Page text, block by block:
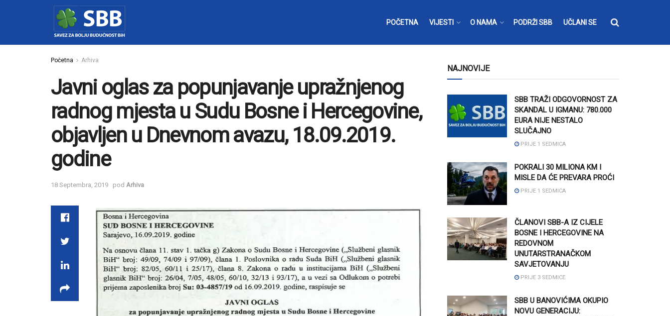
POČETNA VIJESTI O NAMA PODRŽI SBB UČLANI SE
Početna Arhiva
Javni oglas za popunjavanje upražnjenog
radnog mjesta u Sudu Bosne i Hercegovine,
objavljen u Dnevnom avazu, 18.09.2019.
godine
18 Septembra, 2019 pod Arhiva
NAJNOVIJE
SBB TRAŽI ODGOVORNOST ZA
SKANDAL U IGMANU: 780.000
EURA NIJE NESTALO
SLUČAJNO
PRIJE 1 SEDMICA
POKRALI 30 MILIONA KM I
MISLE DA ĆE PREVARA PROĆI
PRIJE 1 SEDMICA
ČLANOVI SBB-A IZ CIJELE
BOSNE I HERCEGOVINE NA
REDOVNOM
UNUTARSTRANAČKOM
SAVJETOVANJU
PRIJE 3 SEDMICE
SBB U BANOVIĆIMA OKUPIO
NOVU GENERACIJU: